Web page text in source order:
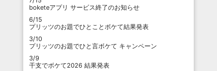
boketeアプリ サービス終了のお知らせ
6/15
プリッツのお題でひとことボケて結果発表
3/10
プリッツのお題でひと言ボケて キャンペーン
3/9
干支でボケて2026 結果発表